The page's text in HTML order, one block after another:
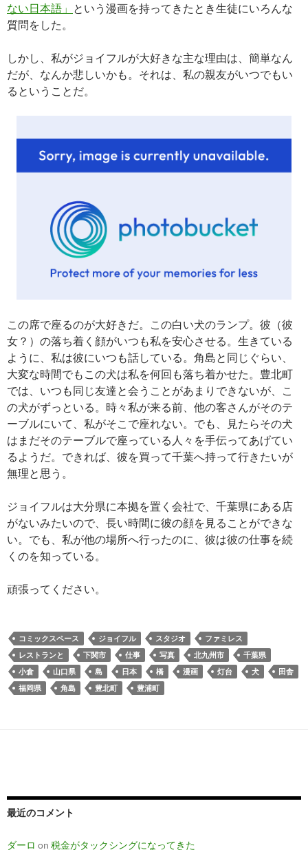
ない日本語」 という漫画を持ってきたとき生徒にいろんな
質問をした。
しかし、私がジョイフルが大好きな主な理由は、簡単なん
だが、なんか悲しいかも。それは、私の親友がいつでもい
るということだ。
この席で座るのが大好きだ。この白い犬のランプ。彼（彼
女？）の落ち着く顔がいつも私を安心させる。生きている
ように、私は彼にいつも話している。角島と同じぐらい、
大変な時間でもこの犬は私を何回も落ち着かせた。豊北町
では、いつも同じ友達と会うことがあまりできないが、こ
の犬がずっといる。時々私が来る前、他の客さんがそのテ
ーブルにいて、私がそこで座れない。でも、見たらその犬
はまだそのテーブルで座っている人々を手伝ってあげてい
るようだ。できれば、彼を買って千葉へ持って行きたいが
無理と思う。
ジョイフルは大分県に本拠を置く会社で、千葉県にある店
がないみたいので、長い時間に彼の顔を見ることができな
い。でも、私が他の場所へ行ったのに、彼は彼の仕事を続
くのを知っている。
頑張ってください。
コミックスペース ジョイフル スタジオ
ファミレス
レストランと
下関市 仕事 写真 北九州市
千葉県
小倉
山口県 島 日本 橋 漫画 灯台 犬
田舎
福岡県
角島 豊北町 豊浦町
最近のコメント
ダーロ on 税金がタックシングになってきた